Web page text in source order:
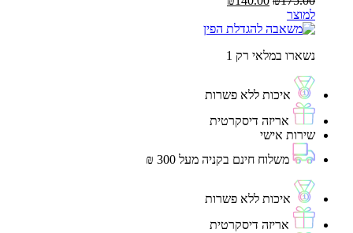
היה:
הוא:
למוצר
נשארו במלאי רק 1
איכות ללא פשרות
אריזה דיסקרטית
שירות אישי
משלוח חינם בקניה מעל 300 ₪
איכות ללא פשרות
אריזה דיסקרטית